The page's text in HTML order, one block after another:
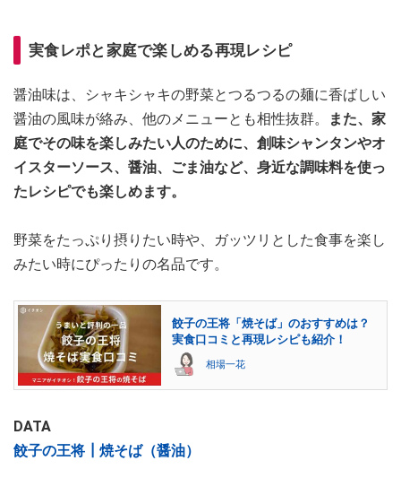
実食レポと家庭で楽しめる再現レシピ
醤油味は、シャキシャキの野菜とつるつるの麺に香ばしい
醤油の風味が絡み、他のメニューとも相性抜群。
また、家
庭でその味を楽しみたい人のために、創味シャンタンやオ
イスターソース、醤油、ごま油など、身近な調味料を使っ
たレシピでも楽しめます。
野菜をたっぷり摂りたい時や、ガッツリとした食事を楽し
みたい時にぴったりの名品です。
餃子の王将「焼そば」のおすすめは？
実食口コミと再現レシピも紹介！
相場一花
DATA
餃子の王将┃焼そば（醤油）